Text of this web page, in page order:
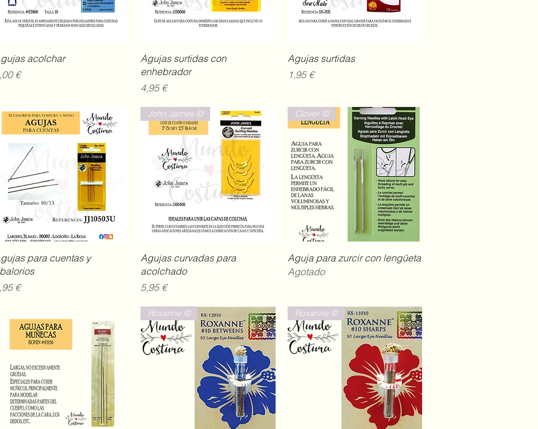
Vista rápida
acolchar
€
Vista rápida
Agujas surtidas con
enhebrador
Precio
4,95 €
Vista rápida
Agujas surtidas
Precio
1,95 €
Vista rápida
para cuentas y
€
Vista rápida
John James ©
Agujas curvadas para
acolchado
Precio
5,95 €
Vista rápida
Clover ©
Aguja para zurcir con lengüeta
Agotado
Roxanne © Roxanne ©